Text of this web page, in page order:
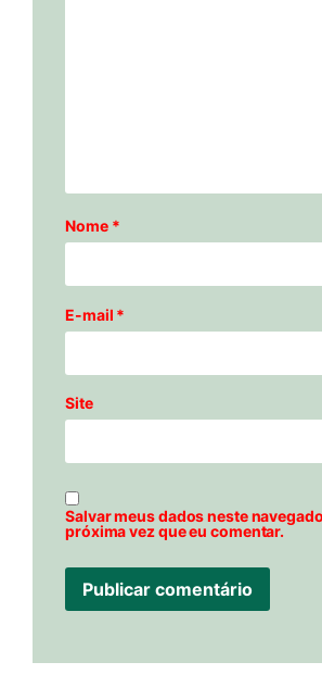
Nome *
E-mail *
Site
Salvar meus dados neste
próxima vez que eu comentar.